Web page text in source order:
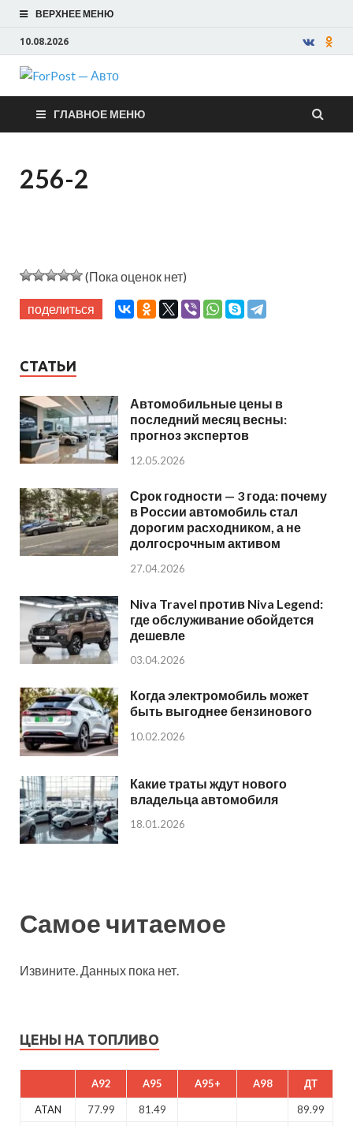
ВЕРХНЕЕ МЕНЮ
10.08.2026
ForPost —
Авто
ГЛАВНОЕ МЕНЮ
256-2
(Пока оценок нет)
поделиться
СТАТЬИ
Автомобильные цены в
последний месяц весны:
прогноз экспертов
12.05.2026
Срок годности — 3 года: почему
в России автомобиль стал
дорогим расходником, а не
долгосрочным активом
27.04.2026
Niva Travel против Niva Legend:
где обслуживание обойдется
дешевле
03.04.2026
Когда электромобиль может
быть выгоднее бензинового
10.02.2026
Какие траты ждут нового
владельца автомобиля
18.01.2026
Самое читаемое
Извините. Данных пока нет.
ЦЕНЫ НА ТОПЛИВО
A92 A95 A95+ A98 ДТ
ATAN 77.99 81.49
89.99